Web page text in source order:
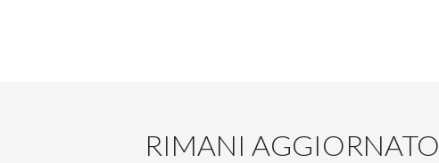
RIMANI AGGIORNATO